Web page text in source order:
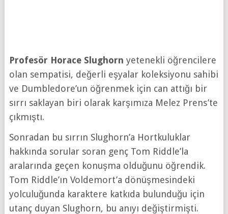
Profesör Horace Slughorn yetenekli öğrencilere
olan sempatisi, değerli eşyalar koleksiyonu sahibi
ve Dumbledore’un öğrenmek için can attığı bir
sırrı saklayan biri olarak karşımıza Melez Prens’te
çıkmıştı.
Sonradan bu sırrın Slughorn’a Hortkuluklar
hakkında sorular soran genç Tom Riddle’la
aralarında geçen konuşma olduğunu öğrendik.
Tom Riddle’ın Voldemort’a dönüşmesindeki
yolculuğunda karaktere katkıda bulunduğu için
utanç duyan Slughorn, bu anıyı değiştirmişti.